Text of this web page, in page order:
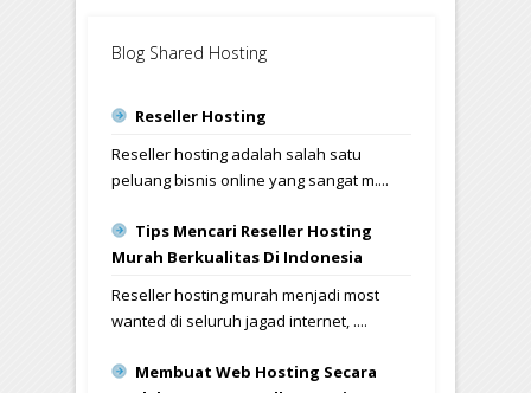
Blog Shared Hosting
Reseller Hosting
Reseller hosting adalah salah satu
peluang bisnis online yang sangat m....
Tips Mencari Reseller Hosting
Murah Berkualitas Di Indonesia
Reseller hosting murah menjadi most
wanted di seluruh jagad internet, ....
Membuat Web Hosting Secara